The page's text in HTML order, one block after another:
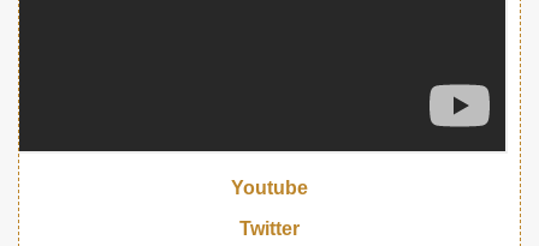
Youtube
Twitter